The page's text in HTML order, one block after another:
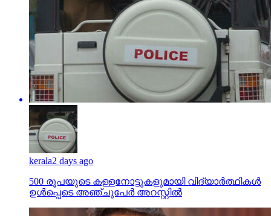
kerala2 days ago
500 രൂപയുടെ കള്ളനോട്ടുകളുമായി വിദ്യാര്‍ത്ഥികള്‍
ഉള്‍പ്പെടെ അഞ്ചുപേര്‍ അറസ്റ്റില്‍